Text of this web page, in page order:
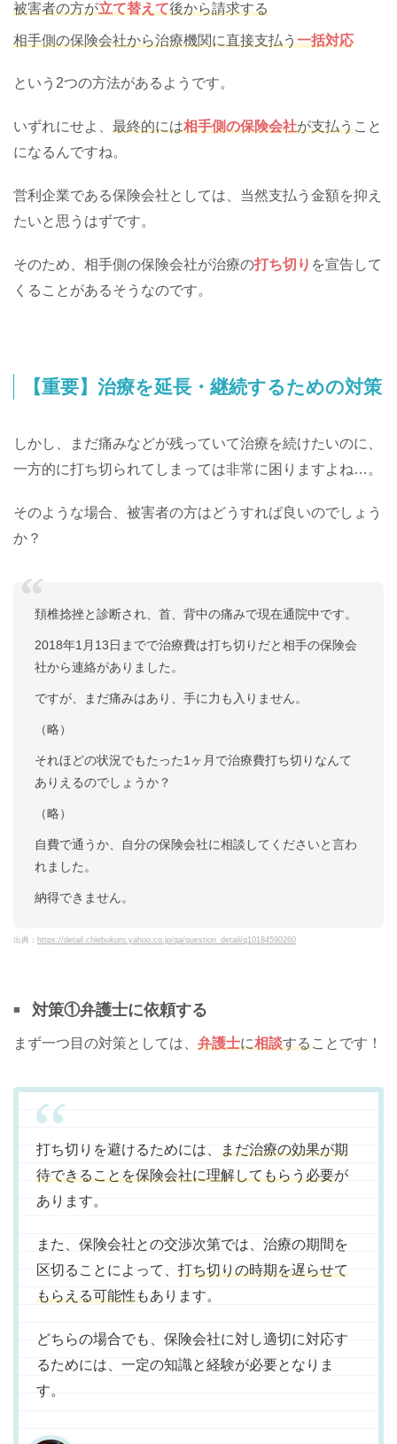
被害者の方が立て替えて後から請求する
相手側の保険会社から治療機関に直接支払う一括対応
という2つの方法があるようです。
いずれにせよ、 最終的には相手側の保険会社が支払うこと
になるんですね。
営利企業である保険会社としては、当然支払う金額を抑え
たいと思うはずです。
そのため、相手側の保険会社が治療の打ち切り を宣告して
くることがあるそうなのです。
【重要】治療を延長・継続するための対策
しかし、まだ痛みなどが残っていて治療を続けたいのに、
一方的に打ち切られてしまっては非常に困りますよね…。
そのような場合、被害者の方はどうすれば良いのでしょう
か？
頚椎捻挫と診断され、首、背中の痛みで現在通院中です。
2018年1月13日までで治療費は打ち切りだと相手の保険会
社から連絡がありました。
ですが、まだ痛みはあり、手に力も入りません。
（略）
それほどの状況でもたった1ヶ月で治療費打ち切りなんて
ありえるのでしょうか？
（略）
自費で通うか、自分の保険会社に相談してくださいと言わ
れました。
納得できません。
出典： https://detail.chiebukuro.yahoo.co.jp/qa/question_detail/q10184590260
対策①弁護士に依頼する
まず一つ目の対策としては、 弁護士に相談することです！
打ち切りを避けるためには、 まだ治療の効果が期
待できることを保険会社に理解してもらう必要が
あります。
また、保険会社との交渉次第では、治療の期間を
区切ることによって、 打ち切りの時期を遅らせて
もらえる可能性もあります。
どちらの場合でも、保険会社に対し適切に対応す
るためには、一定の知識と経験が必要となりま
す。